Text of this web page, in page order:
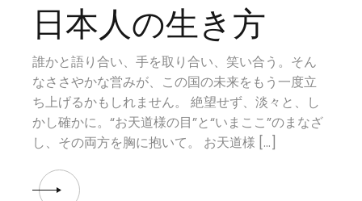
日本人の生き方
誰かと語り合い、手を取り合い、笑い合う。そん
なささやかな営みが、この国の未来をもう一度立
ち上げるかもしれません。 絶望せず、淡々と、し
かし確かに。“お天道様の目”と“いまここ”のまなざ
し、その両方を胸に抱いて。 お天道様 […]